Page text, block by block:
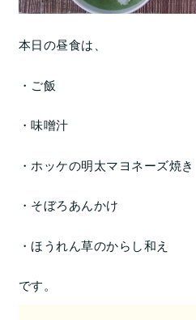
本日の昼食は、
・ご飯
・味噌汁
・ホッケの明太マヨネーズ焼き
・そぼろあんかけ
・ほうれん草のからし和え
です。